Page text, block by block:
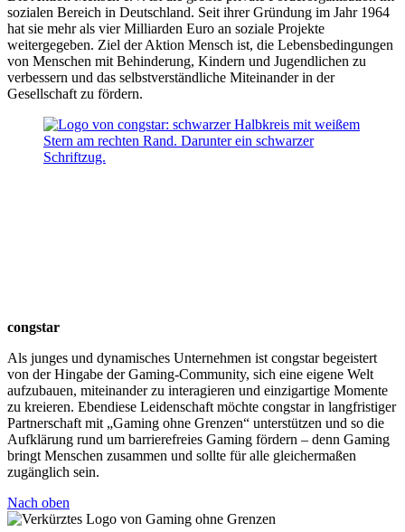
sozialen Bereich in Deutschland. Seit ihrer Gründung im Jahr 1964
hat sie mehr als vier Milliarden Euro an soziale Projekte
weitergegeben. Ziel der Aktion Mensch ist, die Lebensbedingungen
von Menschen mit Behinderung, Kindern und Jugendlichen zu
verbessern und das selbstverständliche Miteinander in der
Gesellschaft zu fördern.
congstar
Als junges und dynamisches Unternehmen ist congstar begeistert
von der Hingabe der Gaming-Community, sich eine eigene Welt
aufzubauen, miteinander zu interagieren und einzigartige Momente
zu kreieren. Ebendiese Leidenschaft möchte congstar in langfristiger
Partnerschaft mit „Gaming ohne Grenzen“ unterstützen und so die
Aufklärung rund um barrierefreies Gaming fördern – denn Gaming
bringt Menschen zusammen und sollte für alle gleichermaßen
zugänglich sein.
Nach oben